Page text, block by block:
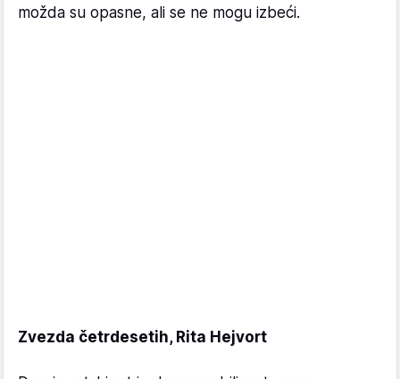
možda su opasne, ali se ne mogu izbeći.
Zvezda četrdesetih, Rita Hejvort